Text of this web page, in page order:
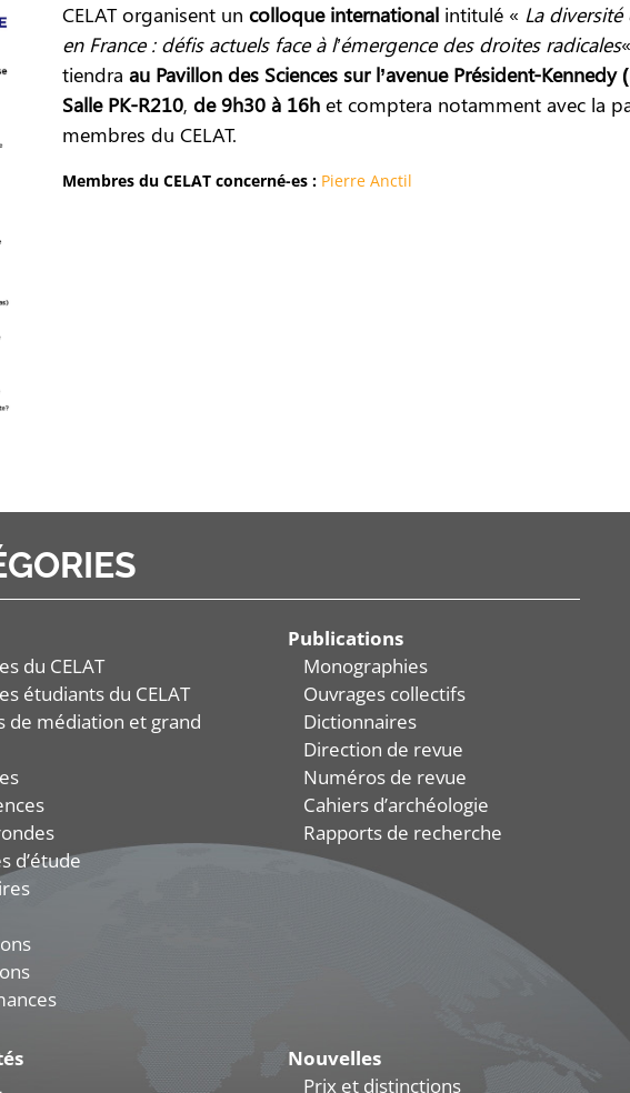
CELAT organisent un colloque internationalintitulé « La
en France : défis actuels face à l’émergence des droites radicales
tiendra au Pavillon des Sciences sur l’avenue Président-
Salle PK-R210, de 9h30 à 16het comptera notamment avec la
membres du CELAT.
Membres du CELAT concerné-es : Pierre Anctil
du CELAT
étudiants du CELAT
de médiation et grand
d’étude
Publications
Monographies
Ouvrages collectifs
Dictionnaires
Direction de revue
Numéros de revue
Cahiers d’archéologie
Rapports de recherche
Nouvelles
Prix et distinctions